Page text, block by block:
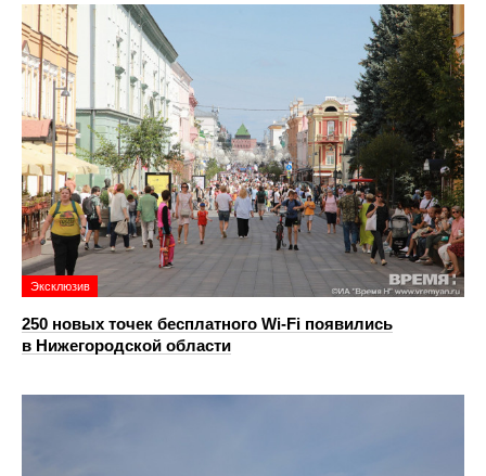
Эксклюзив
250 новых точек бесплатного Wi-Fi появились
в Нижегородской области